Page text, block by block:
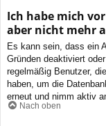
Ich habe mich
aber nicht mehr
Es kann sein, dass ein
Gründen deaktiviert
regelmäßig Benutzer,
haben, um die
erneut und nimm aktiv
Nach oben